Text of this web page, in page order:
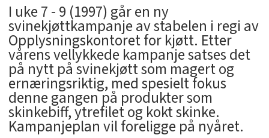
I uke 7 - 9 (1997) går en ny
svinekjøttkampanje av stabelen i regi av
Opplysningskontoret for kjøtt. Etter
vårens vellykkede kampanje satses det
på nytt på svinekjøtt som magert og
ernæringsriktig, med spesielt fokus
denne gangen på produkter som
skinkebiff, ytrefilet og kokt skinke.
Kampanjeplan vil foreligge på nyåret.